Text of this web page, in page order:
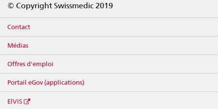
© Copyright Swissmedic 2019
Contact
Médias
Offres d'emploi
Portail eGov (applications)
ElViS